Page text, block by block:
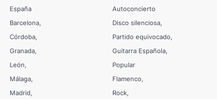
España
Barcelona
Córdoba
Granada
León
Málaga
Madrid
Autoconcierto
Disco silenciosa
Partido equivocado
Guitarra Española
Popular
Flamenco
Rock